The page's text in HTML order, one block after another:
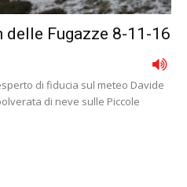
delle Fugazze 8-11-16
di fiducia sul meteo Davide
di neve sulle Piccole